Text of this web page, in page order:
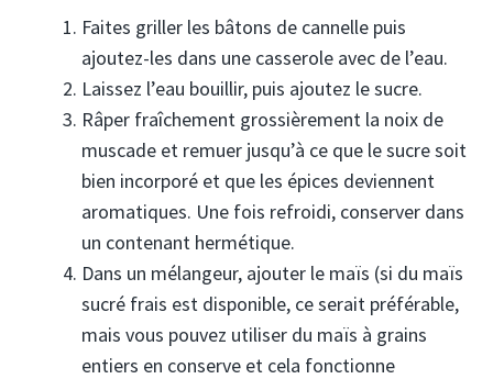
Faites griller les bâtons de cannelle puis
ajoutez-les dans une casserole avec de l’eau.
Laissez l’eau bouillir, puis ajoutez le sucre.
Râper fraîchement grossièrement la noix de
muscade et remuer jusqu’à ce que le sucre soit
bien incorporé et que les épices deviennent
aromatiques. Une fois refroidi, conserver dans
un contenant hermétique.
Dans un mélangeur, ajouter le maïs (si du maïs
sucré frais est disponible, ce serait préférable,
mais vous pouvez utiliser du maïs à grains
entiers en conserve et cela fonctionne